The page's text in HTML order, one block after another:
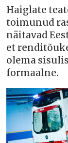
Haiglate
toimunud
näitavad
et
olema
formaalne.